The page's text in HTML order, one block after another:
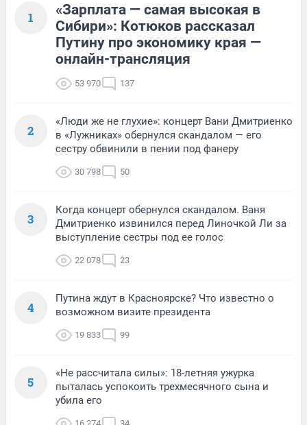
1
«Зарплата — самая высокая в
Сибири»: Котюков рассказал
Путину про экономику края —
онлайн-трансляция
53 970 137
2
«Люди же не глухие»: концерт Вани Дмитриенко
в «Лужниках» обернулся скандалом — его
сестру обвинили в пении под фанеру
30 798 50
3
Когда концерт обернулся скандалом. Ваня
Дмитриенко извинился перед Линочкой Ли за
выступление сестры под ее голос
22 078 23
4
Путина ждут в Красноярске? Что известно о
возможном визите президента
19 833 99
5
«Не рассчитала силы»: 18-летняя ужурка
пыталась успокоить трехмесячного сына и
убила его